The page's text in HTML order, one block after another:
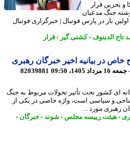
قرار
جنگ مدعیان
در پارس فوتبال | خبرگزاری فوتبال
الدینوف-کشتی گیر-قرار
در بیانیه اخیر خبرگان رهبری
82039881
کشور تحت تأثیر تحولات مربوط به جنگ
و سیاسی است، واژه خاصی در یکی از
مورد ...
هیئت رییسه مجلس-شوند-خبرگان -